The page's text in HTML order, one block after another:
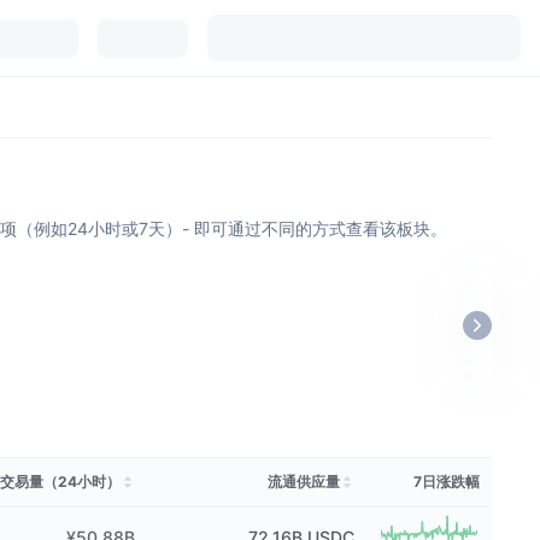
例如24小时或7天）- 即可通过不同的方式查看该板块。
交易量（24小时） 流通供应量 7日涨跌幅